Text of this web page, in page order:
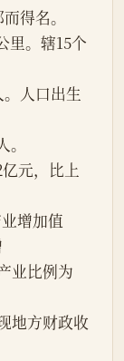
得名。
公里。辖15个
人口出生
增加值
业比例为
地方财政收